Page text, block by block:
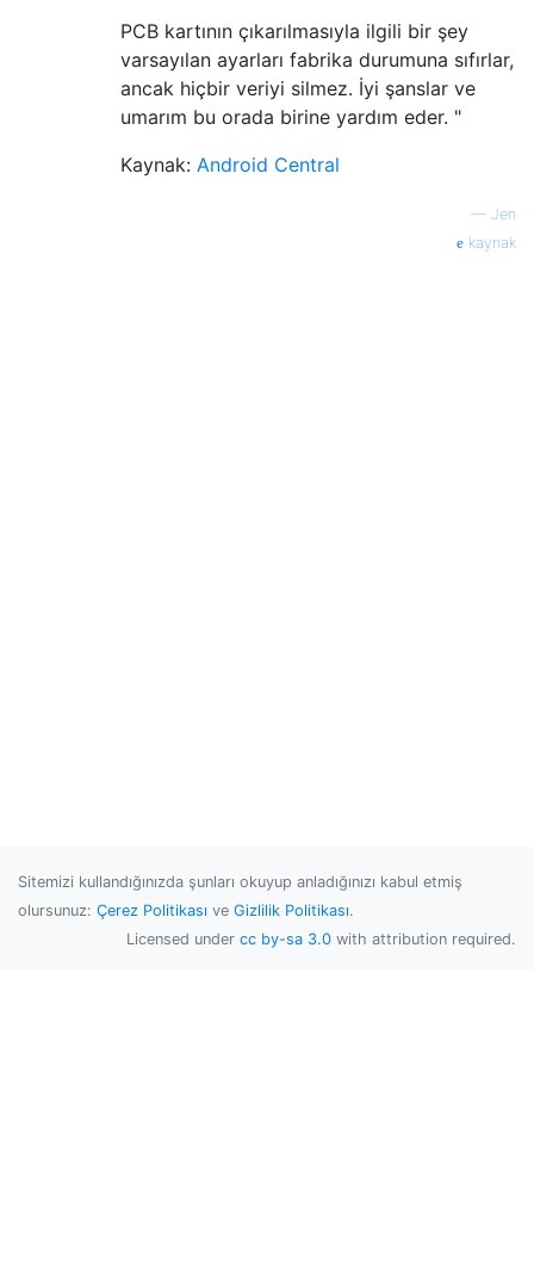
PCB kartının çıkarılmasıyla ilgili bir şey
varsayılan ayarları fabrika durumuna sıfırlar,
ancak hiçbir veriyi silmez. İyi şanslar ve
umarım bu orada birine yardım eder. "
Kaynak: Android Central
— Jen
kaynak
Sitemizi kullandığınızda şunları okuyup anladığınızı kabul etmiş
olursunuz: Çerez Politikası ve Gizlilik Politikası.
Licensed under cc by-sa 3.0 with attribution required.